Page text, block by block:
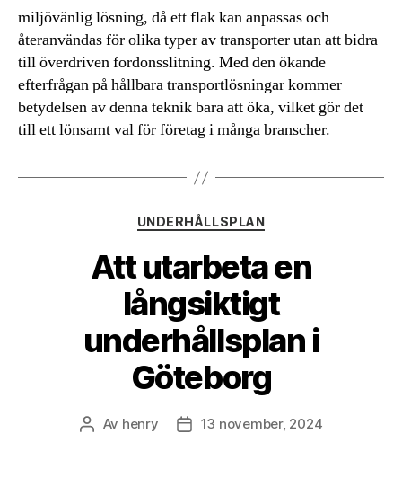
miljövänlig lösning, då ett flak kan anpassas och
återanvändas för olika typer av transporter utan att bidra
till överdriven fordonsslitning. Med den ökande
efterfrågan på hållbara transportlösningar kommer
betydelsen av denna teknik bara att öka, vilket gör det
till ett lönsamt val för företag i många branscher.
Kategorier
UNDERHÅLLSPLAN
Att utarbeta en
långsiktigt
underhållsplan i
Göteborg
Inläggsförfattare
Av henry Inläggsdatum
13 november, 2024